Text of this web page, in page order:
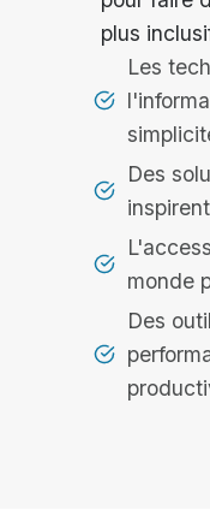
plus
Les
Des
monde
Des